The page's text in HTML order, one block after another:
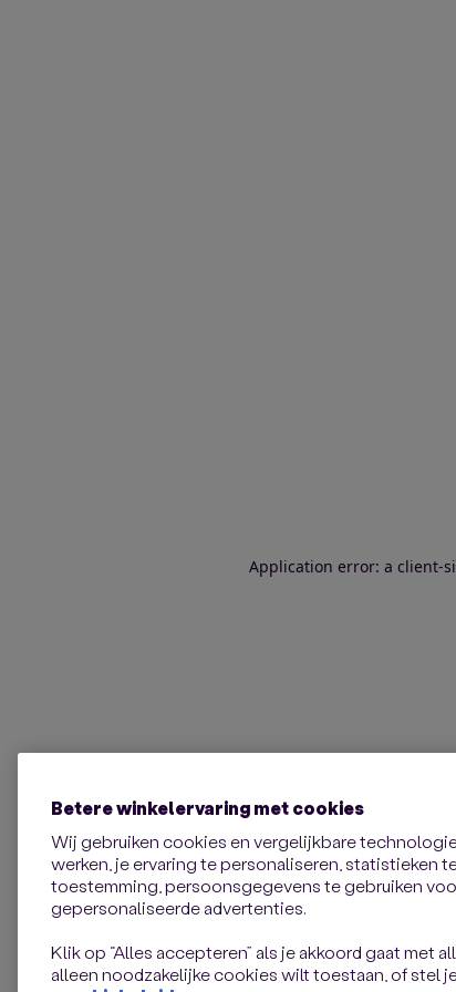
Application error: a client-
Betere winkelervaring met cookies
Wij gebruiken cookies en vergelijkbare
werken, je ervaring te personaliseren, statistieken
toestemming, persoonsgegevens te gebruiken
gepersonaliseerde advertenties.
Klik op “Alles accepteren” als je akkoord gaat met
alleen noodzakelijke cookies wilt toestaan, of stel